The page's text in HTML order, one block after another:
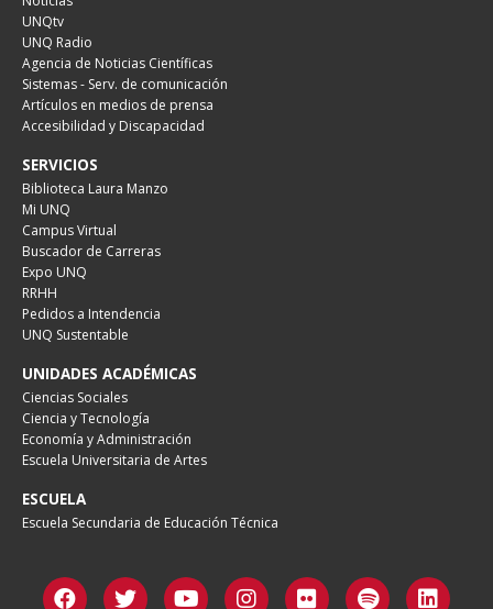
UNQtv
UNQ Radio
Agencia de Noticias Científicas
Sistemas - Serv. de comunicación
Artículos en medios de prensa
Accesibilidad y Discapacidad
SERVICIOS
Biblioteca Laura Manzo
Mi UNQ
Campus Virtual
Buscador de Carreras
Expo UNQ
RRHH
Pedidos a Intendencia
UNQ Sustentable
UNIDADES ACADÉMICAS
Ciencias Sociales
Ciencia y Tecnología
Economía y Administración
Escuela Universitaria de Artes
ESCUELA
Escuela Secundaria de Educación Técnica